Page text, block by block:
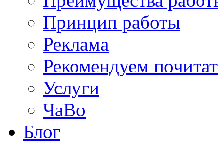
Принцип работы
Реклама
Рекомендуем
Услуги
ЧаВо
Блог